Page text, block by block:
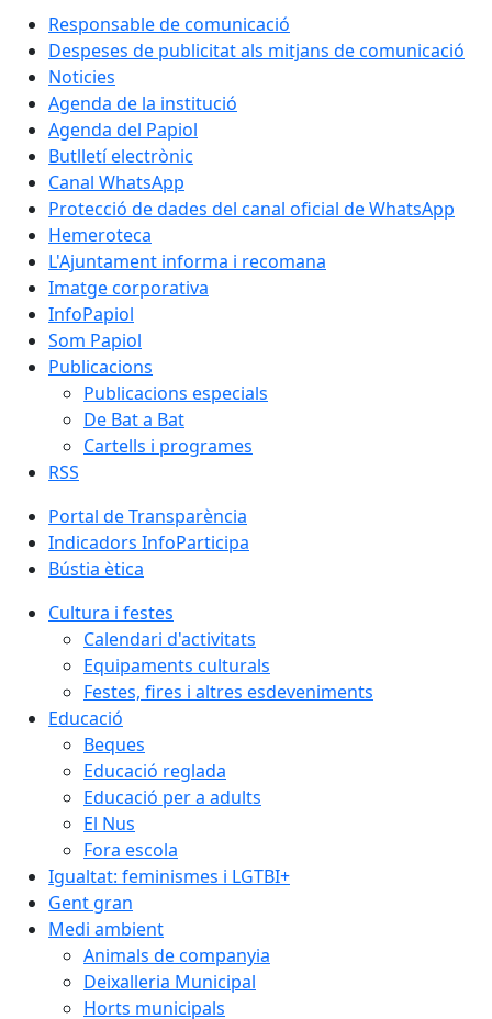
Responsable de comunicació
Despeses de publicitat als mitjans de comunicació
Noticies
Agenda de la institució
Agenda del Papiol
Butlletí electrònic
Canal WhatsApp
Protecció de dades del canal oficial de WhatsApp
Hemeroteca
L'Ajuntament informa i recomana
Imatge corporativa
InfoPapiol
Som Papiol
Publicacions
Publicacions especials
De Bat a Bat
Cartells i programes
RSS
Portal de Transparència
Indicadors InfoParticipa
Bústia ètica
Cultura i festes
Calendari d'activitats
Equipaments culturals
Festes, fires i altres esdeveniments
Educació
Beques
Educació reglada
Educació per a adults
El Nus
Fora escola
Igualtat: feminismes i LGTBI+
Gent gran
Medi ambient
Animals de companyia
Deixalleria Municipal
Horts municipals